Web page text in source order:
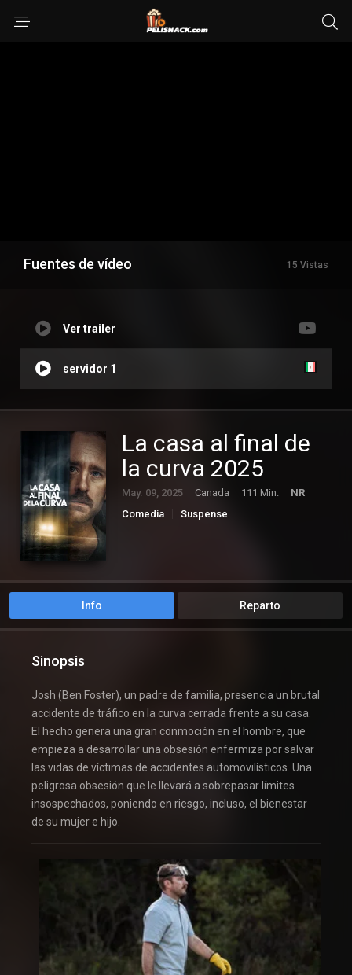
Fuentes de vídeo 15 Vistas
Ver trailer
servidor 1
La casa al final de
la curva 2025
May. 09, 2025 Canada 111 Min.
NR
Comedia
Suspense
Info Reparto
Sinopsis
Josh (Ben Foster), un padre de familia, presencia un brutal
accidente de tráfico en la curva cerrada frente a su casa.
El hecho genera una gran conmoción en el hombre, que
empieza a desarrollar una obsesión enfermiza por salvar
las vidas de víctimas de accidentes automovilísticos. Una
peligrosa obsesión que le llevará a sobrepasar límites
insospechados, poniendo en riesgo, incluso, el bienestar
de su mujer e hijo.